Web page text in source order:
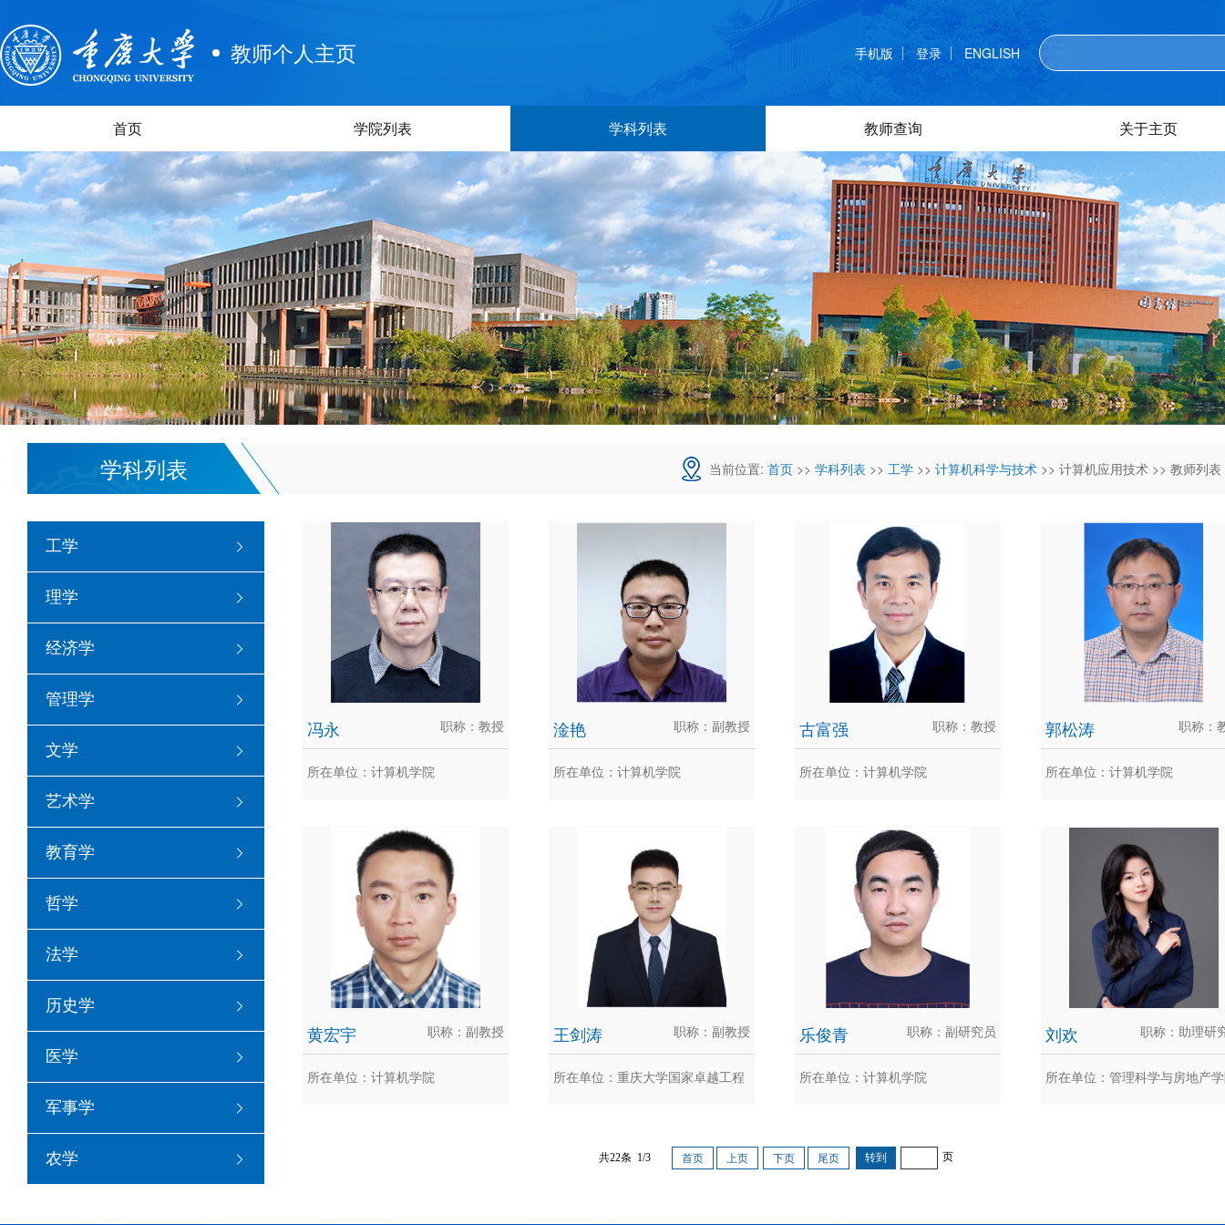
教师个人主页 手机版 登录 ENGLISH
首页 学院列表 学科列表 教师查询 关于主页
学科列表 当前位置: 首页 >> 学科列表 >> 工学 >> 计算机科学与技术 >> 计算机应用技术 >> 教师列表
工学
理学
经济学
管理学
文学
艺术学
教育学
哲学
法学
历史学
医学
军事学
农学
冯永 职称：教授
所在单位：计算机学院
冯永，重庆大学计算机学院工程系主
任、教授、博士生导师、博士后合作
淦艳 职称：副教授
所在单位：计算机学院
淦艳，博士，副教授，硕士生导师。
主要研究方向包括计算机视觉、深度
古富强 职称：教授
所在单位：计算机学院
古富强，重庆大学计算机学院教授、
博士/硕士生导师，澳大利亚墨尔本
郭松涛 职称：
所在单位：计算机学院
郭松涛，男，博士、二级教授、
生导师，教育部“新世纪 优秀人
黄宏宇 职称：副教授
所在单位：计算机学院
王剑涛 职称：副教授
所在单位：重庆大学国家卓越工程
乐俊青 职称：副研究员
所在单位：计算机学院
刘欢 职称：助理研
所在单位：管理科学与房地产
共22条 1/3 首页 上页 下页 尾页 页